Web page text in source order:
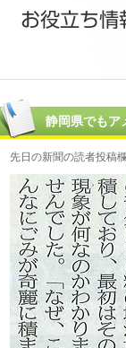
静岡県でもア
先日の新聞の読者投稿欄